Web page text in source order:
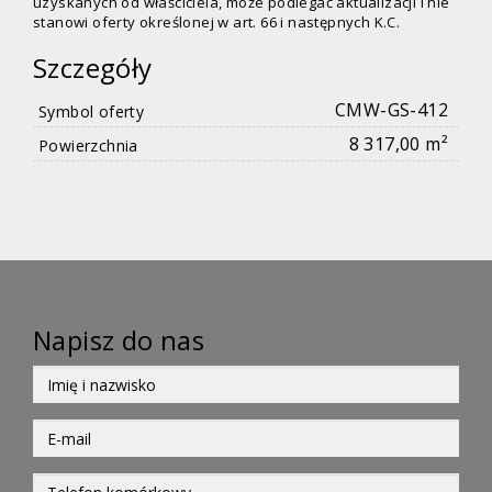
stanowi oferty określonej w art. 66 i następnych K.C.
Szczegóły
Symbol oferty CMW-GS-412
Powierzchnia 8 317,00 m²
Napisz do nas